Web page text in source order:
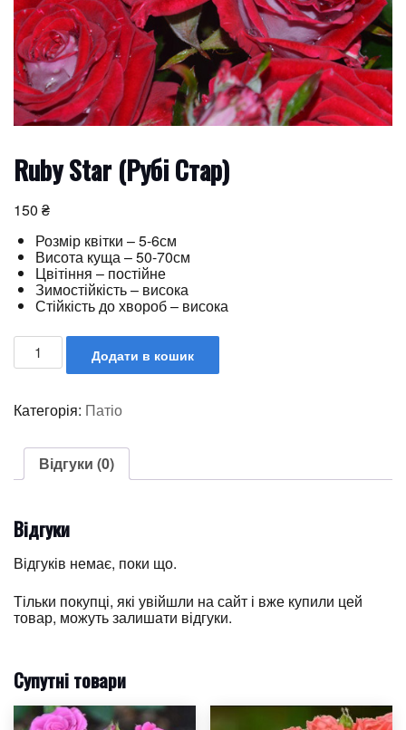
Ruby Star (Рубі Стар)
150 ₴
Розмір квітки – 5-6см
Висота куща – 50-70см
Цвітіння – постійне
Зимостійкість – висока
Стійкість до хвороб – висока
Додати в кошик
Категорія: Патіо
Відгуки (0)
Відгуки
Відгуків немає, поки що.
Тільки покупці, які увійшли на сайт і вже купили цей
товар, можуть залишати відгуки.
Супутні товари